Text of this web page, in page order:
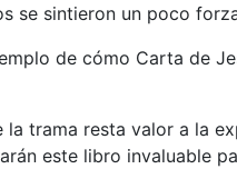
se sintieron un poco
de cómo Carta de
la trama resta valor a la
este libro invaluable